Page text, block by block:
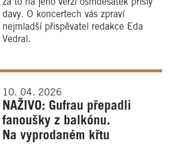
za to na jeho verzi osmdesátek přišly
davy. O koncertech vás zpraví
nejmladší přispěvatel redakce Eda
Vedral.
10. 04. 2026
NAŽIVO: Gufrau přepadli
fanoušky z balkónu.
Na vyprodaném křtu